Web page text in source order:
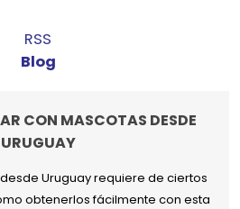
RSS
Blog
CON MASCOTAS DESDE
URUGUAY
Uruguay requiere de ciertos
obtenerlos fácilmente con esta